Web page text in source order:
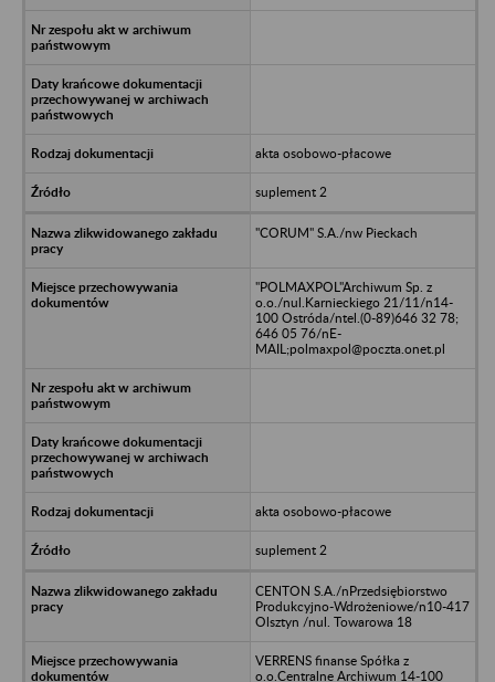
akta osobowo-płacowe
suplement 2
"CORUM" S.A./nw Pieckach
"POLMAXPOL"Archiwum Sp. z
o.o./nul.Karnieckiego 21/11/n14-
100 Ostróda/ntel.(0-89)646 32 78;
646 05 76/nE-
MAIL;polmaxpol@poczta.onet.pl
akta osobowo-płacowe
suplement 2
CENTON S.A./nPrzedsiębiorstwo
Produkcyjno-Wdrożeniowe/n10-417
Olsztyn /nul. Towarowa 18
VERRENS finanse Spółka z
o.o.Centralne Archiwum 14-100